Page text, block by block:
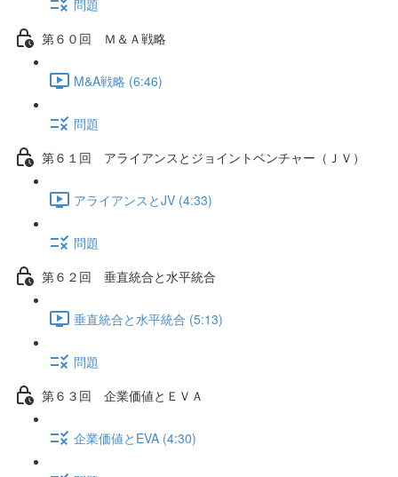
問題
第６０回 Ｍ＆Ａ戦略
M&A戦略 (6:46)
問題
第６１回 アライアンスとジョイントベンチャー（ＪＶ）
アライアンスとJV (4:33)
問題
第６２回 垂直統合と水平統合
垂直統合と水平統合 (5:13)
問題
第６３回 企業価値とＥＶＡ
企業価値とEVA (4:30)